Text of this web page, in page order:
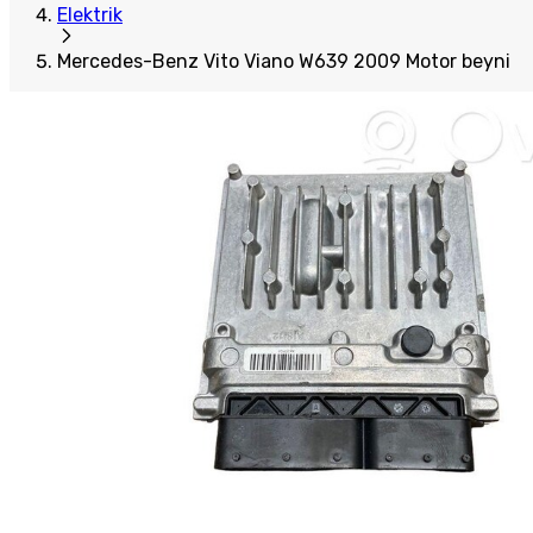
Elektrik
Mercedes-Benz Vito Viano W639 2009 Motor beyni